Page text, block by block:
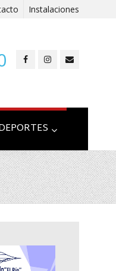
Instalaciones